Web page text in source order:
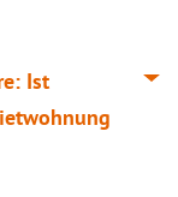
Ist